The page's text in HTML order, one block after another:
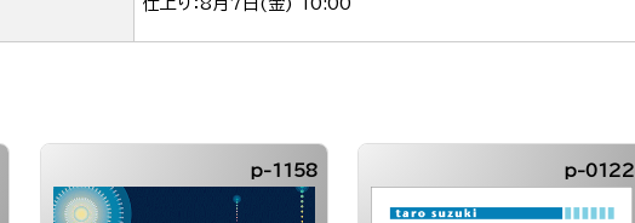
仕上り：8月7日(金) 10:00
p-1158 p-0122